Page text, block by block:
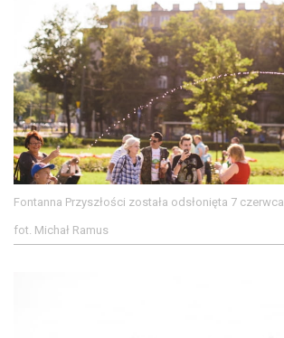
Fontanna Przyszłości została odsłonięta 7 czerwca
fot. Michał Ramus